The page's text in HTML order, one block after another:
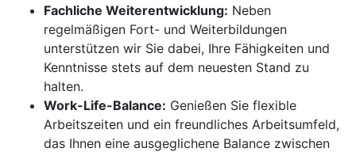
Fachliche Weiterentwicklung: Neben
regelmäßigen Fort- und Weiterbildungen
unterstützen wir Sie dabei, Ihre Fähigkeiten und
Kenntnisse stets auf dem neuesten Stand zu
halten.
Work-Life-Balance: Genießen Sie flexible
Arbeitszeiten und ein freundliches Arbeitsumfeld,
das Ihnen eine ausgeglichene Balance zwischen